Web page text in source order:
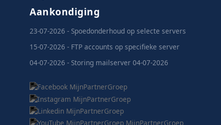
Aankondiging
23-07-2026 - Spoedonderhoud op selecte servers
15-07-2026 - FTP accounts op specifieke server
04-07-2026 - Storing mailserver 04-07-2026